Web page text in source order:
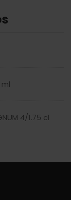
ml
4/1.75 cl